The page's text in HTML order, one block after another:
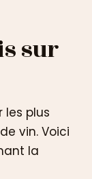
sur
les plus
vin. Voici
la